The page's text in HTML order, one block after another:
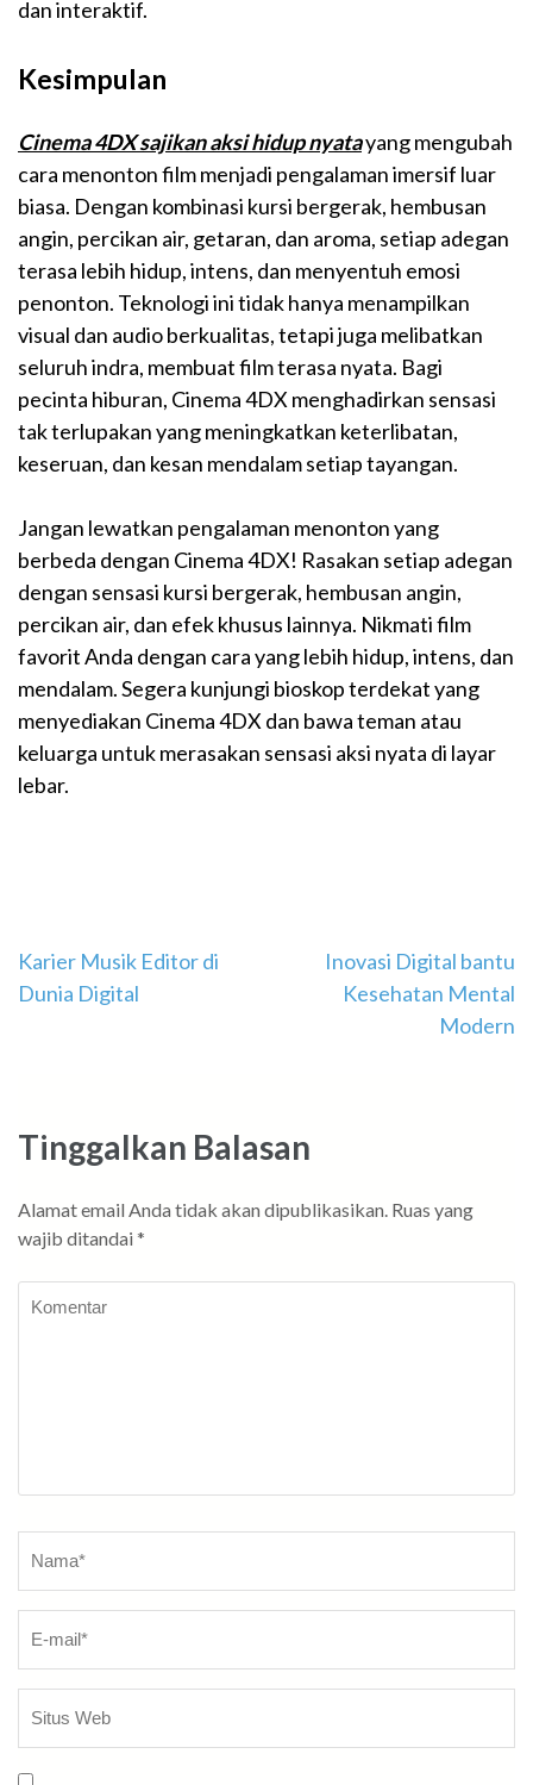
dan interaktif.
Kesimpulan
Cinema 4DX sajikan aksi hidup nyatayang mengubah
cara menonton film menjadi pengalaman imersif luar
biasa. Dengan kombinasi kursi bergerak, hembusan
angin, percikan air, getaran, dan aroma, setiap adegan
terasa lebih hidup, intens, dan menyentuh emosi
penonton. Teknologi ini tidak hanya menampilkan
visual dan audio berkualitas, tetapi juga melibatkan
seluruh indra, membuat film terasa nyata. Bagi
pecinta hiburan, Cinema 4DX menghadirkan sensasi
tak terlupakan yang meningkatkan keterlibatan,
keseruan, dan kesan mendalam setiap tayangan.
Jangan lewatkan pengalaman menonton yang
berbeda dengan Cinema 4DX! Rasakan setiap adegan
dengan sensasi kursi bergerak, hembusan angin,
percikan air, dan efek khusus lainnya. Nikmati film
favorit Anda dengan cara yang lebih hidup, intens, dan
mendalam. Segera kunjungi bioskop terdekat yang
menyediakan Cinema 4DX dan bawa teman atau
keluarga untuk merasakan sensasi aksi nyata di layar
lebar.
Navigasi
pos
Karier Musik Editor di
Dunia Digital
Inovasi Digital bantu
Kesehatan Mental
Modern
Tinggalkan Balasan
Alamat email Anda tidak akan dipublikasikan. Ruas yang
wajib ditandai *